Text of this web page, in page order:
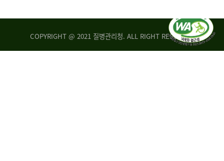
COPYRIGHT @ 2021 질병관리청. ALL RIGHT RESERVED